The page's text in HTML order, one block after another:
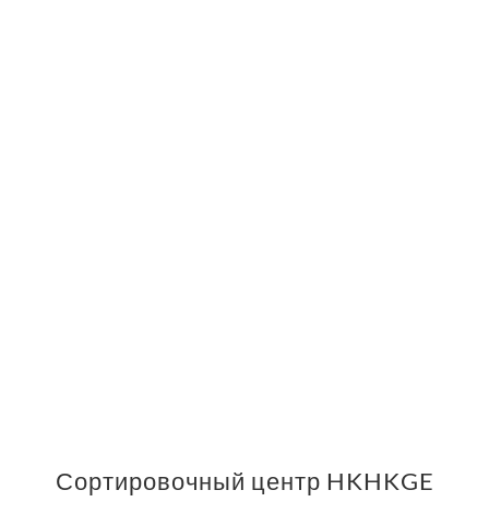
Сортировочный центр HKHKGE